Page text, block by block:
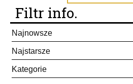
Filtr info.
Najnowsze
Najstarsze
Kategorie